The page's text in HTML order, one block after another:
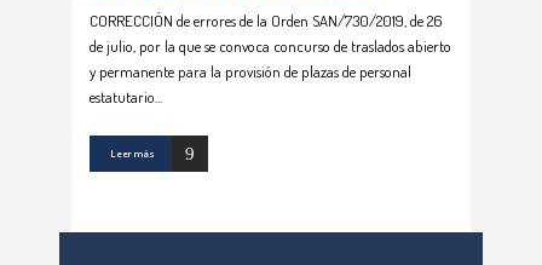
CORRECCIÓN de errores de la Orden SAN/730/2019, de 26
de julio, por la que se convoca concurso de traslados abierto
y permanente para la provisión de plazas de personal
estatutario
Leer más